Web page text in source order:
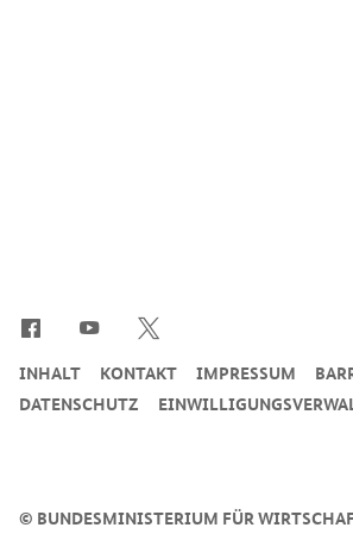
© BUNDESMINISTERIUM FÜR
INHALT KONTAKT IMPRESSUM
DATENSCHUTZ